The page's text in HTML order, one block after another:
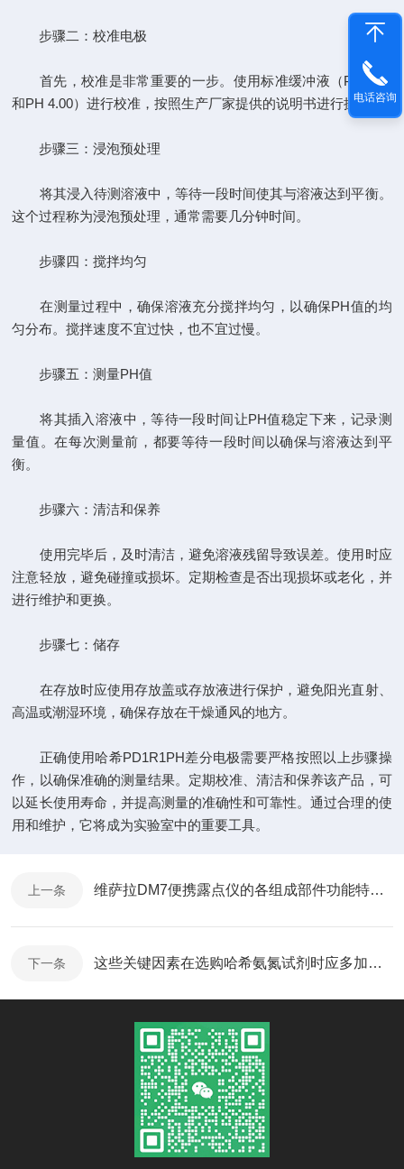
步骤二：校准电极
首先，校准是非常重要的一步。使用标准缓冲液（PH 7.00
和PH 4.00）进行校准，按照生产厂家提供的说明书进行操作。
步骤三：浸泡预处理
将其浸入待测溶液中，等待一段时间使其与溶液达到平衡。
这个过程称为浸泡预处理，通常需要几分钟时间。
步骤四：搅拌均匀
在测量过程中，确保溶液充分搅拌均匀，以确保PH值的均
匀分布。搅拌速度不宜过快，也不宜过慢。
步骤五：测量PH值
将其插入溶液中，等待一段时间让PH值稳定下来，记录测
量值。在每次测量前，都要等待一段时间以确保与溶液达到平
衡。
步骤六：清洁和保养
使用完毕后，及时清洁，避免溶液残留导致误差。使用时应
注意轻放，避免碰撞或损坏。定期检查是否出现损坏或老化，并
进行维护和更换。
步骤七：储存
在存放时应使用存放盖或存放液进行保护，避免阳光直射、
高温或潮湿环境，确保存放在干燥通风的地方。
正确使用哈希PD1R1PH差分电极需要严格按照以上步骤操
作，以确保准确的测量结果。定期校准、清洁和保养该产品，可
以延长使用寿命，并提高测量的准确性和可靠性。通过合理的使
用和维护，它将成为实验室中的重要工具。
上一条 维萨拉DM7便携露点仪的各组成部件功能特点分享
下一条 这些关键因素在选购哈希氨氮试剂时应多加考虑
电话咨询